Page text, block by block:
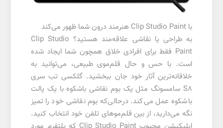
با Clip Studio Paint هنرمند درون شما ظهور می‌کند
به طراحی یا نقاشی علاقه‌مند هستید؟ Clip Studio
Paint فقط برای افرادی خلاق همچون شما ایجاد شده
است. با حس و حال قلم‌موی طبیعی، می‌توانید به
خلاقانه‌ترین آثار خود جان ببخشید. گلکسی تب سری
S8 سامسونگ مثل یک بوم نقاشی باشکوه با یک پالت
باشکوه عمل می‌کند. درحالی‌که بوم نقاشی خود را تمیز
نگه می‌دارید، از بین قلم‌موهای تلفن خود انتخاب کنید.